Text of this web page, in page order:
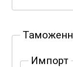
Импорт